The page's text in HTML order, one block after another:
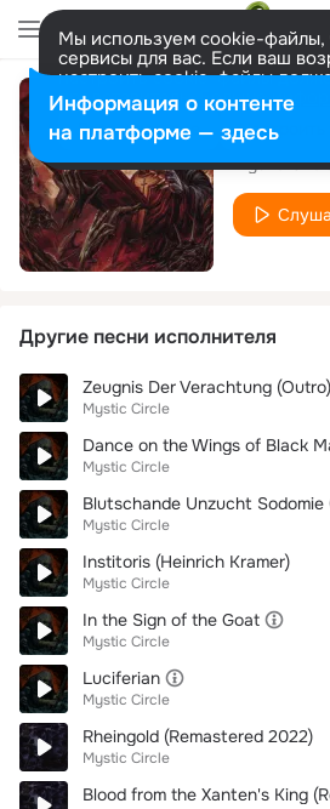
Мы используем cookie-файлы,
сервисы для вас. Если ваш
настроить cookie-файлы
представитель. Больше
Разрешить все Настроить
Mystic
Другие песни исполнителя
Zeugnis Der Verachtung (Outro)
Mystic Circle
Dance on the Wings of Black
Mystic Circle
Blutschande Unzucht Sodomie
Mystic Circle
Institoris (Heinrich Kramer)
Mystic Circle
In the Sign of the Goat
Mystic Circle
Luciferian
Mystic Circle
Rheingold (Remastered 2022)
Mystic Circle
Blood from the Xanten's King
Информация о контенте
на платформе — здесь